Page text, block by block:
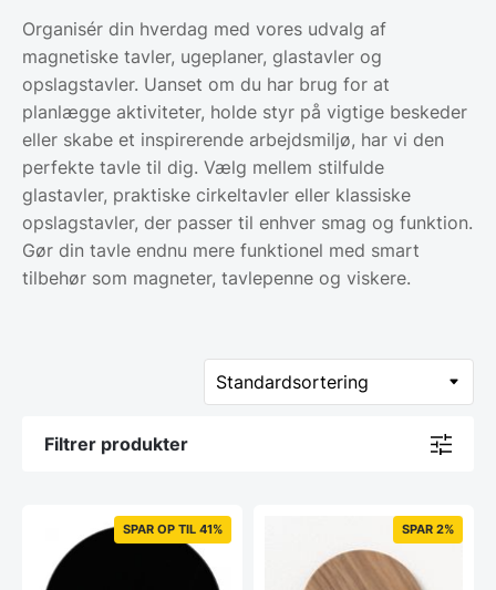
Organisér din hverdag med vores udvalg af
magnetiske tavler, ugeplaner, glastavler og
opslagstavler. Uanset om du har brug for at
planlægge aktiviteter, holde styr på vigtige beskeder
eller skabe et inspirerende arbejdsmiljø, har vi den
perfekte tavle til dig. Vælg mellem stilfulde
glastavler, praktiske cirkeltavler eller klassiske
opslagstavler, der passer til enhver smag og funktion.
Gør din tavle endnu mere funktionel med smart
tilbehør som magneter, tavlepenne og viskere.
Filtrer produkter
SPAR OP TIL 41% SPAR 2%